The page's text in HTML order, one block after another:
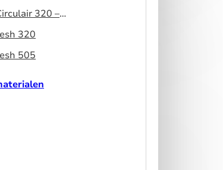
– Lichtblokkerend
320 –
polyester
320
505